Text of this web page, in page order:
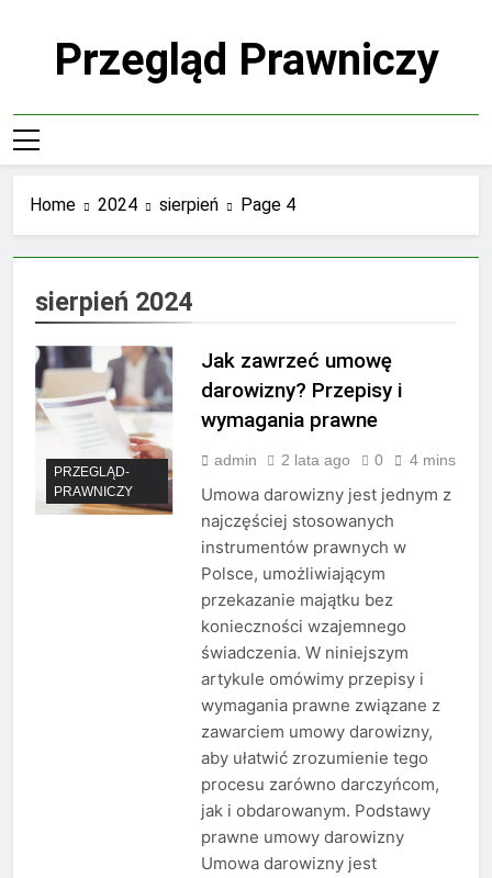
Przegląd Prawniczy
Home 2024 sierpień Page 4
sierpień 2024
PRZEGLĄD-
PRAWNICZY
Jak zawrzeć umowę
darowizny? Przepisy i
wymagania prawne
admin 2 lata ago 0 4 mins
Umowa darowizny jest jednym z
najczęściej stosowanych
instrumentów prawnych w
Polsce, umożliwiającym
przekazanie majątku bez
konieczności wzajemnego
świadczenia. W niniejszym
artykule omówimy przepisy i
wymagania prawne związane z
zawarciem umowy darowizny,
aby ułatwić zrozumienie tego
procesu zarówno darczyńcom,
jak i obdarowanym. Podstawy
prawne umowy darowizny
Umowa darowizny jest